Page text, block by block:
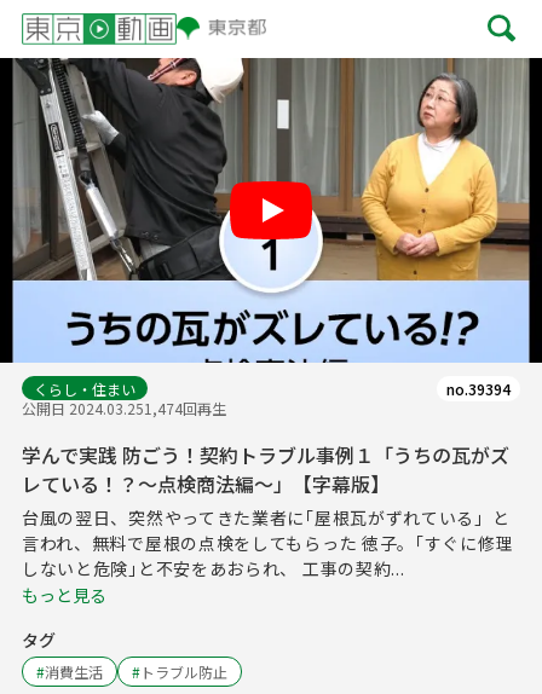
Play
くらし・住まい
公開日 2024.03.251,474回再生
no.39394
学んで実践 防ごう！契約トラブル事例１「うちの瓦がズ
レている！？～点検商法編～」【字幕版】
台風の翌日、突然やってきた業者に｢屋根瓦がずれている」と
言われ、無料で屋根の点検をしてもらった 徳子。｢すぐに修理
しないと危険｣と不安をあおられ、 工事の契約...
もっと見る
タグ
#消費生活 #トラブル防止